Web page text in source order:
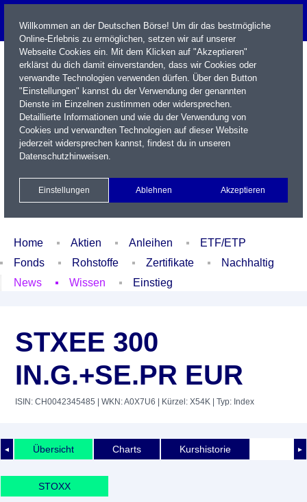
Name / WKN / ISIN / Kürzel
Xetra Realtime
Watchlist Portfolio Login
Home Aktien Anleihen
ETF/ETP
Fonds
Rohstoffe Zertifikate
Nachhaltig
News
Wissen Einstieg
STXEE 300
IN.G.+SE.PR EUR
ISIN: CH0042345485 | WKN: A0X7U6 | Kürzel: X54K | Typ: Index
◄ ►
Übersicht Charts Kurshistorie
STOXX
Willkommen an der Deutschen Börse! Um dir das bestmögliche
Online-Erlebnis zu ermöglichen, setzen wir auf unserer
Webseite Cookies ein. Mit dem Klicken auf "Akzeptieren"
erklärst du dich damit einverstanden, dass wir Cookies oder
verwandte Technologien verwenden dürfen. Über den Button
"Einstellungen" kannst du der Verwendung der genannten
Dienste im Einzelnen zustimmen oder widersprechen.
Detaillierte Informationen und wie du der Verwendung von
Cookies und verwandten Technologien auf dieser Website
jederzeit widersprechen kannst, findest du in unseren
Datenschutzhinweisen.
Einstellungen Ablehnen Akzeptieren